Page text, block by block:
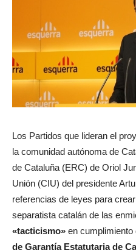
Los Partidos que lideran el
la comunidad autónoma de
de Cataluña (ERC) de Oriol
Unión (CIU) del presidente
referencias de leyes para crear
separatista catalán de las
«tacticismo» en cumplimiento
de Garantía Estatutaria de